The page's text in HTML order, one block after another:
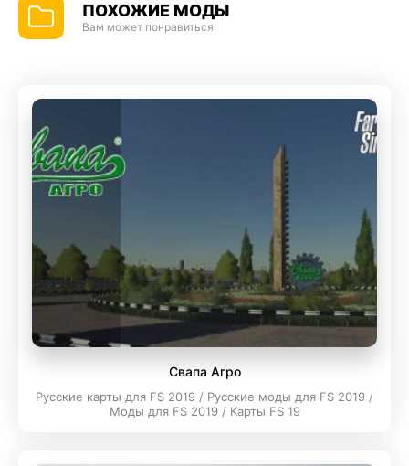
ПОХОЖИЕ МОДЫ
Вам может понравиться
Свапа Агро
Русские карты для FS 2019 / Русские моды для FS 2019 /
Моды для FS 2019 / Карты FS 19